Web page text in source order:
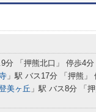
9分 「押熊北口」 停歩4分
」駅 バス17分 「押熊」
美ヶ丘 」駅 バス8分 「